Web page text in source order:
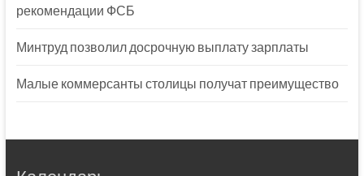
рекомендации ФСБ
Минтруд позволил досрочную выплату зарплаты
Малые коммерсанты столицы получат преимущество